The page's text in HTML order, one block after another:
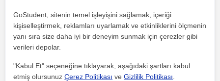
GoStudent, sitenin temel işleyişini sağlamak, içeriği
kişiselleştirmek, reklamları uyarlamak ve etkinliklerini ölçmenin
yanı sıra size daha iyi bir deneyim sunmak için çerezler gibi
verileri depolar.
"Kabul Et" seçeneğine tıklayarak, aşağıdaki şartları kabul
etmiş olursunuzÇerez Politikası veGizlilik Politikası